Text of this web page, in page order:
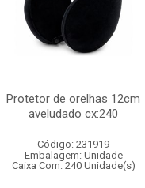
Protetor de orelhas 12cm
aveludado cx:240
Código: 231919
Embalagem: Unidade
Caixa Com: 240 Unidade(s)